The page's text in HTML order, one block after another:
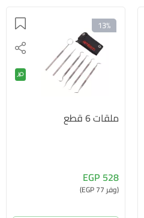
13%
ملقات 6 قطع
528 EGP
(وفر 77 EGP)